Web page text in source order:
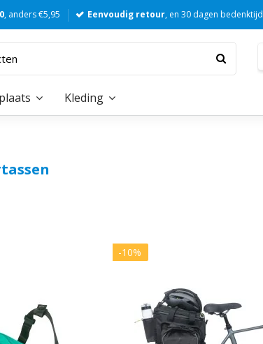
, anders €5,95 Eenvoudig retour, en 30 dagen bedenktijd
Kleding
-10%